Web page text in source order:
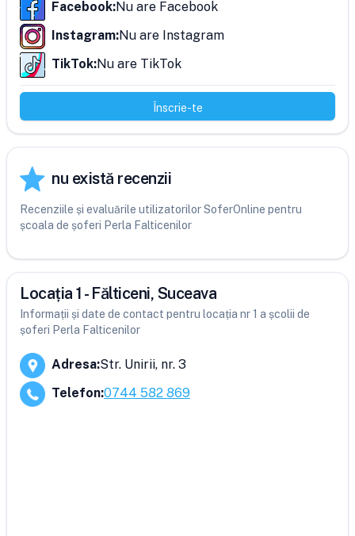
Facebook:Nu are Facebook
Instagram:Nu are Instagram
TikTok:Nu are TikTok
Înscrie-te
nu există recenzii
Recenziile și evaluările utilizatorilor SoferOnline pentru
școala de șoferi Perla Falticenilor
Locația 1 - Fălticeni, Suceava
Informații și date de contact pentru locația nr 1 a școlii de
șoferi Perla Falticenilor
Adresa:Str. Unirii, nr. 3
Telefon:0744 582 869